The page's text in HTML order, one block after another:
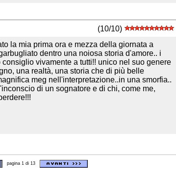
(10/10)
la mia prima ora e mezza della giornata a
dentro una noiosa storia d'amore.. i
vivamente a tutti!! unico nel suo genere
una realtà, una storia che di più belle
meg nell'interpretazione..in una smorfia..
di un sognatore e di chi, come me,
pagina 1 di 13